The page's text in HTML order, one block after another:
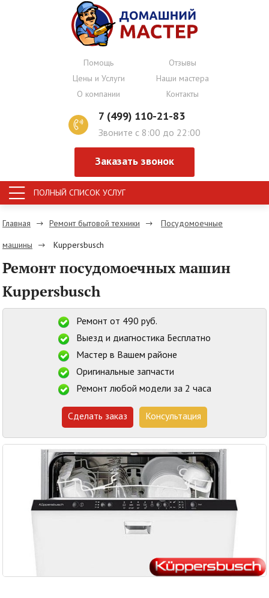
Помощь
Отзывы
Цены и Услуги
Наши мастера
О компании
Контакты
7 (499) 110-21-83
Звоните с 8:00 до 22:00
Заказать звонок
ПОЛНЫЙ СПИСОК УСЛУГ
Главная Ремонт бытовой техники Посудомоечные
машины Kuppersbusch
Ремонт посудомоечных машин
Kuppersbusch
Ремонт от 490 руб.
Выезд и диагностика Бесплатно
Мастер в Вашем районе
Оригинальные запчасти
Ремонт любой модели за 2 часа
Сделать заказ Консультация